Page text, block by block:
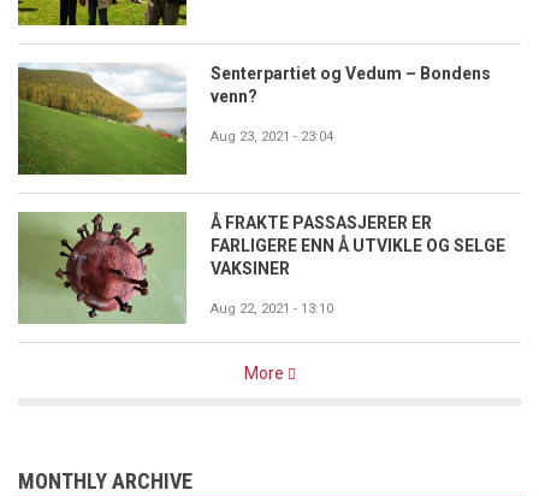
Senterpartiet og Vedum – Bondens
venn?
Aug 23, 2021 - 23:04
Å FRAKTE PASSASJERER ER
FARLIGERE ENN Å UTVIKLE OG SELGE
VAKSINER
Aug 22, 2021 - 13:10
More
MONTHLY ARCHIVE